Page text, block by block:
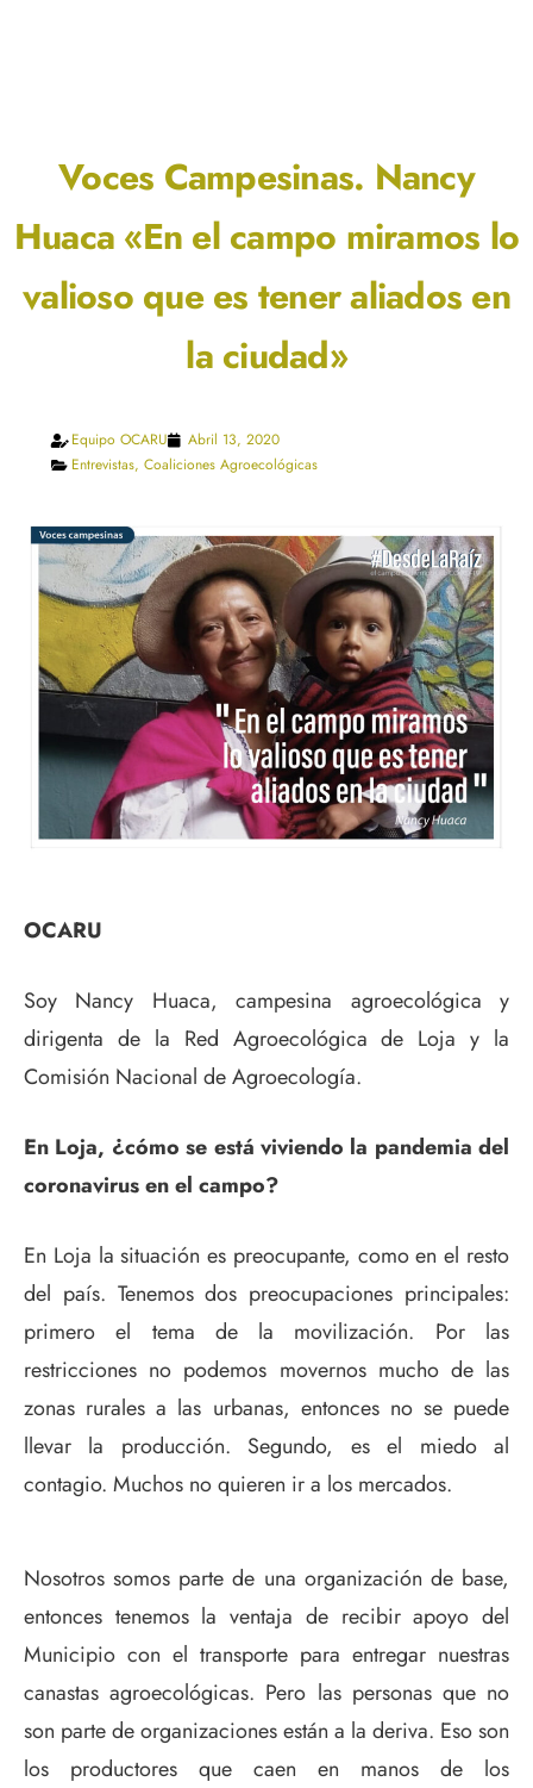
Voces Campesinas. Nancy
Huaca «En el campo miramos lo
valioso que es tener aliados en
la ciudad»
Equipo OCARU
Abril 13, 2020
Entrevistas, Coaliciones Agroecológicas
OCARU
Soy Nancy Huaca, campesina agroecológica y
dirigenta de la Red Agroecológica de Loja y la
Comisión Nacional de Agroecología.
En Loja, ¿cómo se está viviendo la pandemia del
coronavirus en el campo?
En Loja la situación es preocupante, como en el resto
del país. Tenemos dos preocupaciones principales:
primero el tema de la movilización. Por las
restricciones no podemos movernos mucho de las
zonas rurales a las urbanas, entonces no se puede
llevar la producción. Segundo, es el miedo al
contagio. Muchos no quieren ir a los mercados.
Nosotros somos parte de una organización de base,
entonces tenemos la ventaja de recibir apoyo del
Municipio con el transporte para entregar nuestras
canastas agroecológicas. Pero las personas que no
son parte de organizaciones están a la deriva. Eso son
los productores que caen en manos de los